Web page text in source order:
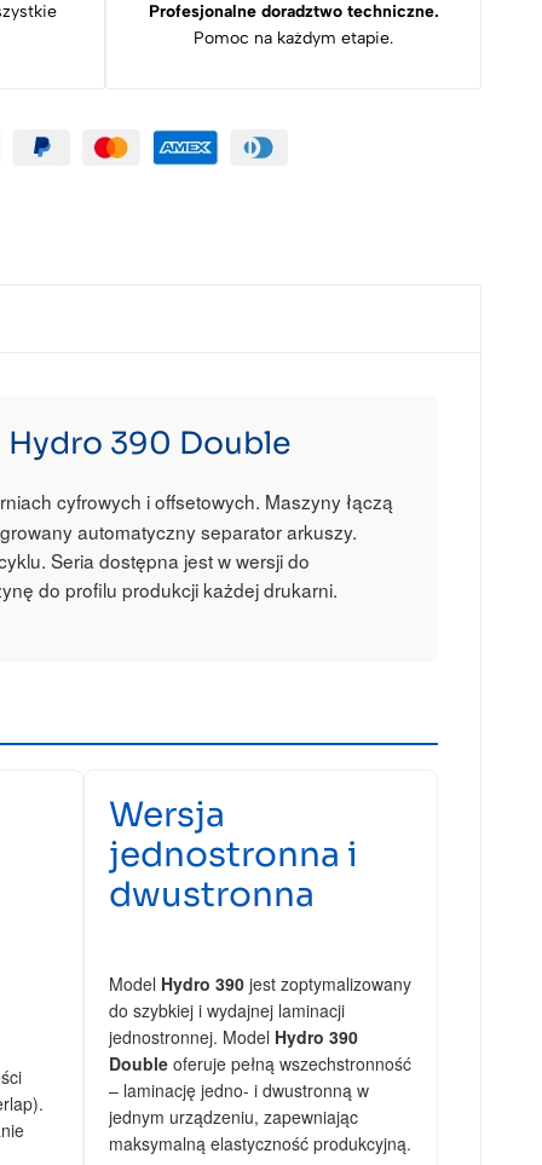
Profesjonalne doradztwo techniczne.
Pomoc na każdym etapie.
Hydro 390 Double
cyfrowych i offsetowych. Maszyny łączą
automatyczny separator arkuszy.
Seria dostępna jest w wersji do
do profilu produkcji każdej drukarni.
Wersja
jednostronna i
dwustronna
Model Hydro 390 jest zoptymalizowany
do szybkiej i wydajnej laminacji
jednostronnej. Model Hydro 390
Double oferuje pełną wszechstronność
– laminację jedno- i dwustronną w
jednym urządzeniu, zapewniając
maksymalną elastyczność produkcyjną.